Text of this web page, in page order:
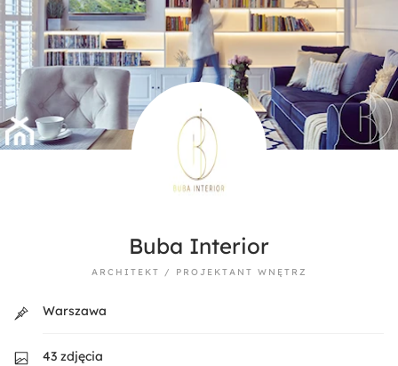
Buba Interior
ARCHITEKT / PROJEKTANT WNĘTRZ
Warszawa
43 zdjęcia